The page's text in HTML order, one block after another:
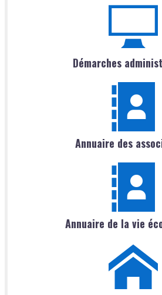
Démarches
Annuaire des
Annuaire de la vie